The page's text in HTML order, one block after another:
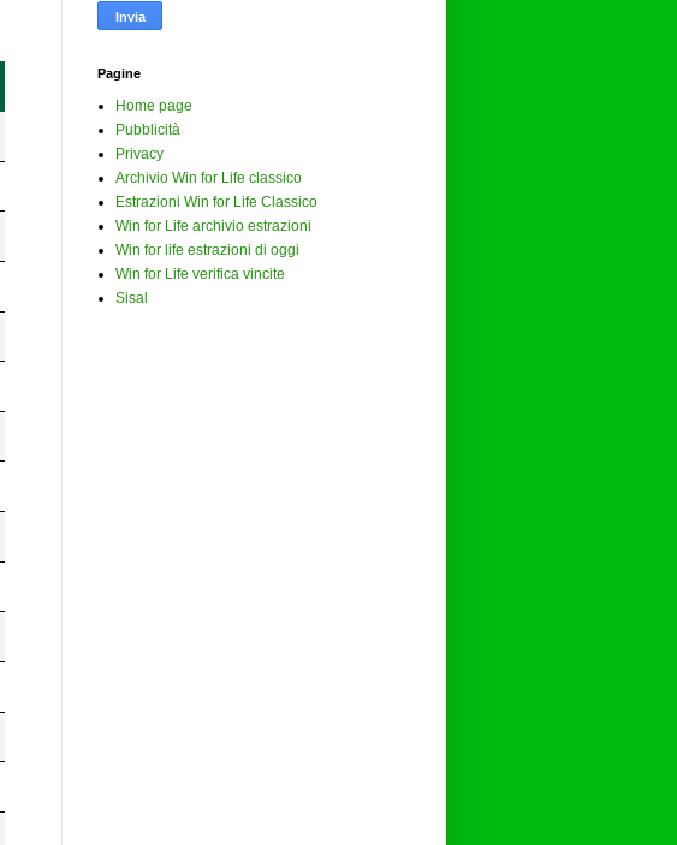
Pagine
Home page
Pubblicità
Privacy
Archivio Win for Life classico
Estrazioni Win for Life Classico
Win for Life archivio estrazioni
Win for life estrazioni di oggi
Win for Life verifica vincite
Sisal